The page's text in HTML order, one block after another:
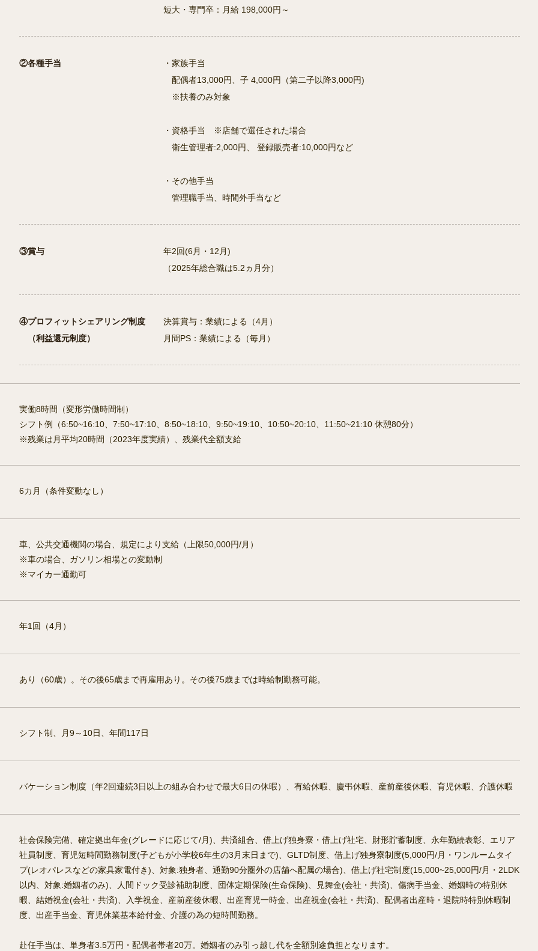
短大・専門卒：月給 198,000円～
②各種手当
・家族手当
配偶者13,000円、子 4,000円（第二子以降3,000円)
※扶養のみ対象
・資格手当 ※店舗で選任された場合
衛生管理者:2,000円、 登録販売者:10,000円など
・その他手当
管理職手当、時間外手当など
③賞与
年2回(6月・12月)
（2025年総合職は5.2ヵ月分）
④プロフィットシェアリング制度
（利益還元制度）
決算賞与：業績による（4月）
月間PS：業績による（毎月）
実働8時間（変形労働時間制）
シフト例（6:50~16:10、7:50~17:10、8:50~18:10、9:50~19:10、10:50~20:10、11:50~21:10 休憩80分）
※残業は月平均20時間（2023年度実績）、残業代全額支給
6カ月（条件変動なし）
車、公共交通機関の場合、規定により支給（上限50,000円/月）
※車の場合、ガソリン相場との変動制
※マイカー通勤可
年1回（4月）
あり（60歳）。その後65歳まで再雇用あり。その後75歳までは時給制勤務可能。
シフト制、月9～10日、年間117日
バケーション制度（年2回連続3日以上の組み合わせで最大6日の休暇）、有給休暇、慶弔休暇、産前産後休暇、育児休暇、介護休暇
社会保険完備、確定拠出年金(グレードに応じて/月)、共済組合、借上げ独身寮・借上げ社宅、財形貯蓄制度、永年勤続表彰、エリア
社員制度、育児短時間勤務制度(子どもが小学校6年生の3月末日まで)、GLTD制度、借上げ独身寮制度(5,000円/月・ワンルームタイ
プ(レオパレスなどの家具家電付き)、対象:独身者、通勤90分圏外の店舗へ配属の場合)、借上げ社宅制度(15,000~25,000円/月・2LDK
以内、対象:婚姻者のみ)、人間ドック受診補助制度、団体定期保険(生命保険)、見舞金(会社・共済)、傷病手当金、婚姻時の特別休
暇、結婚祝金(会社・共済)、入学祝金、産前産後休暇、出産育児一時金、出産祝金(会社・共済)、配偶者出産時・退院時特別休暇制
度、出産手当金、育児休業基本給付金、介護の為の短時間勤務。
赴任手当は、単身者3.5万円・配偶者帯者20万。婚姻者のみ引っ越し代を全額別途負担となります。